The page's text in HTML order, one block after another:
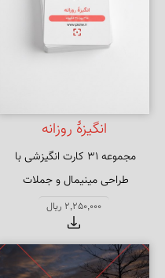
انگیزهٔ روزانه
مجموعه ۳۱ کارت انگیزشی با
طراحی مینیمال و جملات
الهام‌بخش. چاپ افست روی مقوای
۲۵۰ گرمی گلاسه مات با
2,250,000 ریال